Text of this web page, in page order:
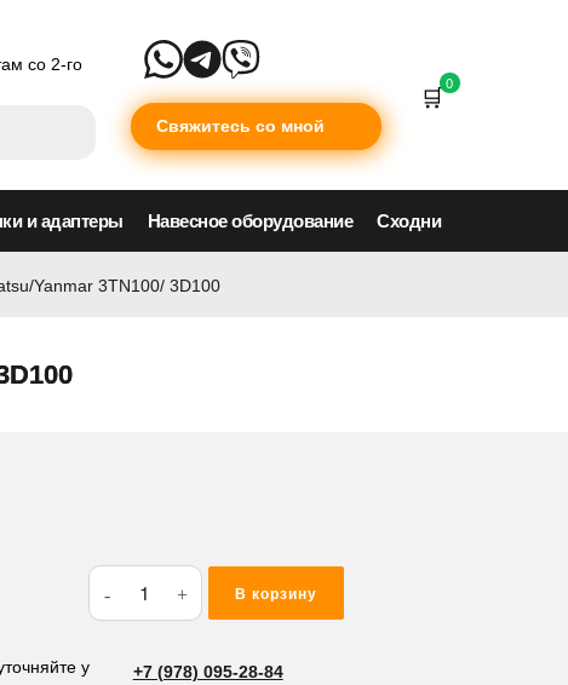
со 2-го
Свяжитесь со мной
0
и адаптеры Навесное оборудование Сходни
Yanmar 3TN100/ 3D100
Количество
товара
ДВС
В корзину
у
+7 (978) 095-28-84